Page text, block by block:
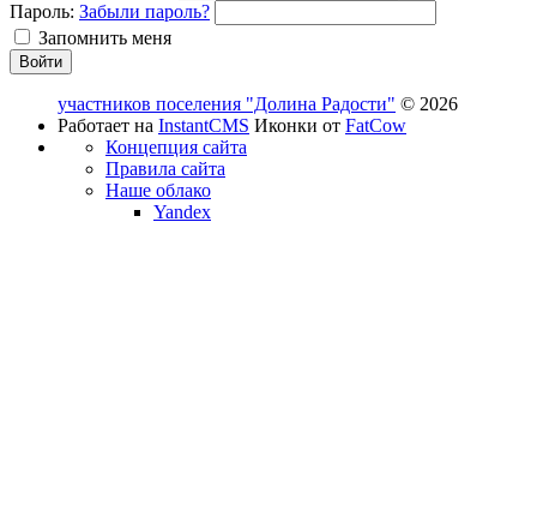
Пароль: Забыли пароль?
Запомнить меня
участников поселения "Долина Радости" © 2026
Работает на InstantCMS Иконки от FatCow
Концепция сайта
Правила сайта
Наше облако
Yandex